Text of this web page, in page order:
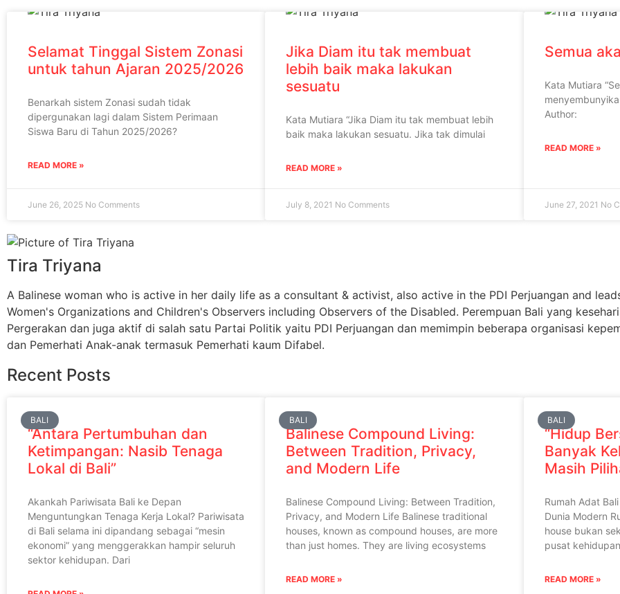
Selamat Tinggal Sistem Zonasi
untuk tahun Ajaran 2025/2026
Benarkah sistem Zonasi sudah tidak
dipergunakan lagi dalam Sistem Perimaan
Siswa Baru di Tahun 2025/2026?
READ MORE »
June 26, 2025 No Comments
Jika Diam itu tak membuat
lebih baik maka lakukan
sesuatu
Kata Mutiara “Jika Diam itu tak membuat lebih
baik maka lakukan sesuatu. Jika tak dimulai
READ MORE »
July 8, 2021 No Comments
Semua
Kata Mutiara
Author:
READ MORE »
June 27, 2021 No
Tira Triyana
A Balinese woman who is active in her daily life as a consultant & activist, also active in the PDI Perjuangan and
Women's Organizations and Children's Observers including Observers of the Disabled. Perempuan Bali yang
Pergerakan dan juga aktif di salah satu Partai Politik yaitu PDI Perjuangan dan memimpin beberapa organisasi
dan Pemerhati Anak-anak termasuk Pemerhati kaum Difabel.
Recent Posts
BALI
“Antara Pertumbuhan dan
Ketimpangan: Nasib Tenaga
Lokal di Bali”
Akankah Pariwisata Bali ke Depan
Menguntungkan Tenaga Kerja Lokal? Pariwisata
di Bali selama ini dipandang sebagai “mesin
ekonomi” yang menggerakkan hampir seluruh
sektor kehidupan. Dari
BALI
Balinese Compound Living:
Between Tradition, Privacy,
and Modern Life
Balinese Compound Living: Between Tradition,
Privacy, and Modern Life Balinese traditional
houses, known as compound houses, are more
than just homes. They are living ecosystems
READ MORE »
BALI
“Hidup
Banyak
Masih
Rumah Adat
Dunia Modern
house bukan
pusat
READ MORE »